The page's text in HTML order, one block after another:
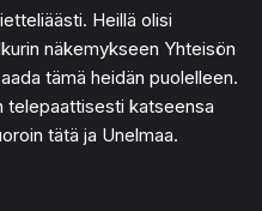
Heillä olisi
näkemykseen Yhteisön
tämä heidän puolelleen.
telepaattisesti katseensa
tätä ja Unelmaa.